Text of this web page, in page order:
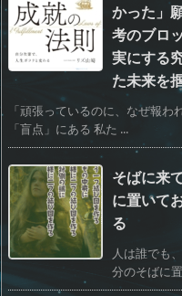
かった」
考のブロ
実にする
た未来を
「頑張っているのに、なぜ報
「盲点」にある 私た ...
そばに来
に置いて
る
人は誰でも
分のそばに